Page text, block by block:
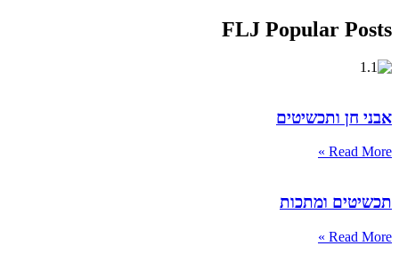
FLJ Popular Posts
אבני חן ותכשיטים
Read More »
תכשיטים ומתכות
Read More »